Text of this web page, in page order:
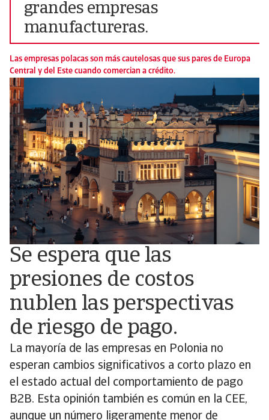
grandes empresas
manufactureras.
Las empresas polacas son más cautelosas que sus pares de Europa
Central y del Este cuando comercian a crédito.
Se espera que las
presiones de costos
nublen las perspectivas
de riesgo de pago.
La mayoría de las empresas en Polonia no
esperan cambios significativos a corto plazo en
el estado actual del comportamiento de pago
B2B. Esta opinión también es común en la CEE,
aunque un número ligeramente menor de